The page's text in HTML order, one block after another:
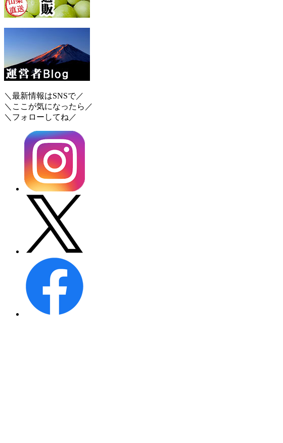
＼最新情報はSNSで／
＼ここが気になったら／
＼フォローしてね／